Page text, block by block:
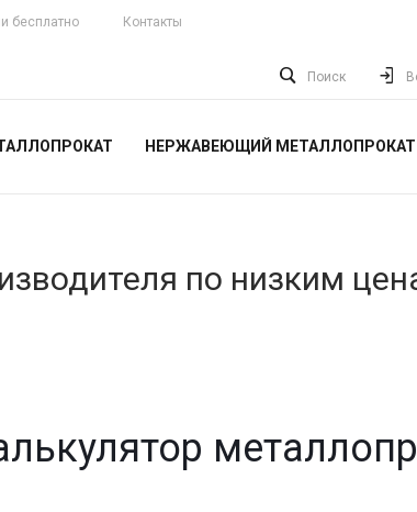
бесплатно Контакты
Поиск
НЕРЖАВЕЮЩИЙ МЕТАЛЛОПРОКАТ
по низким